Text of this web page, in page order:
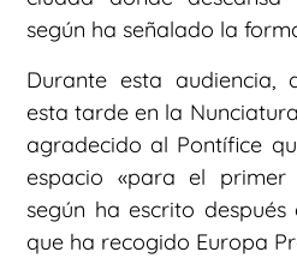
según ha señalado la
Durante esta audiencia,
esta tarde en la
agradecido al Pontífice
espacio «para el primer
según ha escrito después
que ha recogido Europa